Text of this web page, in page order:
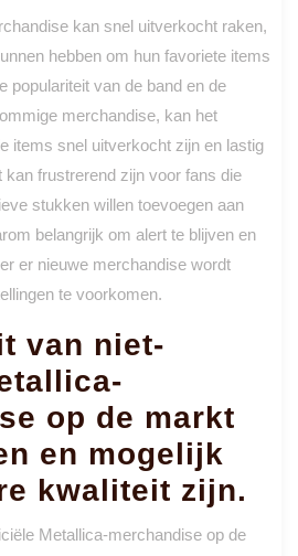
kan snel uitverkocht raken,
hebben om hun favoriete items
populariteit van de band en de
merchandise, kan het
items snel uitverkocht zijn en lastig
frustrerend zijn voor fans die
stukken willen toevoegen aan
belangrijk om alert te blijven en
er nieuwe merchandise wordt
te voorkomen.
van niet-
op de markt
en mogelijk
kwaliteit zijn.
Metallica-merchandise op de